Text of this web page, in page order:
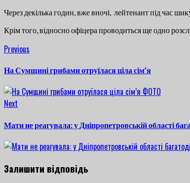
Через декілька годин, вже вночі, лейтенант під час
Крім того, відносно офіцера проводиться ще одно
Continue
Reading
Previous
На Сумщині грибами отруїлася ціла сім’я
Next
Мати не реагувала: у Дніпропетровській області
Залишити відповідь